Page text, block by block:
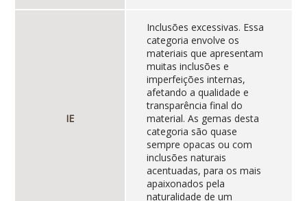
IE
Inclusões excessivas. Essa
categoria envolve os
materiais que apresentam
muitas inclusões e
imperfeições internas,
afetando a qualidade e
transparência final do
material. As gemas desta
categoria são quase
sempre opacas ou com
inclusões naturais
acentuadas, para os mais
apaixonados pela
naturalidade de um